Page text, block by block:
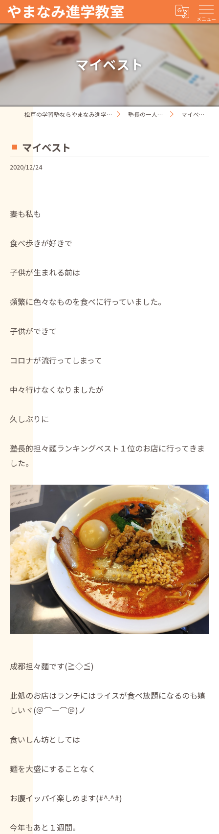
メニュー
マイベスト
松戸の学習塾ならやまなみ進学教室 塾長の一人ごと マイベスト
マイベスト
2020/12/24
妻も私も
食べ歩きが好きで
子供が生まれる前は
頻繁に色々なものを食べに行っていました。
子供ができて
コロナが流行ってしまって
中々行けなくなりましたが
久しぶりに
塾長的担々麵ランキングベスト１位のお店に行ってきま
した。
成都担々麵です(≧◇≦)
此処のお店はランチにはライスが食べ放題になるのも嬉
しいヾ(＠⌒ー⌒＠)ノ
食いしん坊としては
麺を大盛にすることなく
お腹イッパイ楽しめます(#^.^#)
今年もあと１週間。